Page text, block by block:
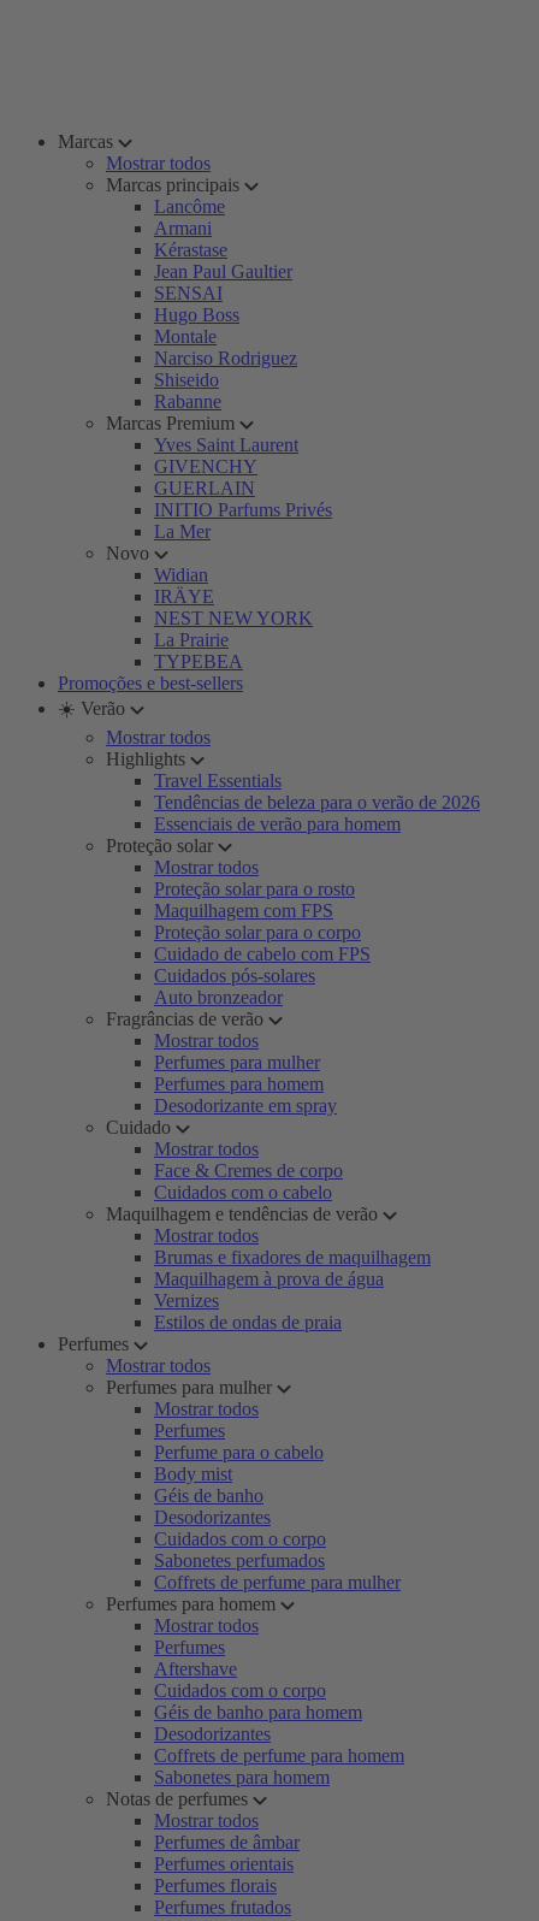
Marcas
Mostrar todos
Marcas principais
Lancôme
Armani
Kérastase
Jean Paul Gaultier
SENSAI
Hugo Boss
Montale
Narciso Rodriguez
Shiseido
Rabanne
Marcas Premium
Yves Saint Laurent
GIVENCHY
GUERLAIN
INITIO Parfums Privés
La Mer
Novo
Widian
IRÄYE
NEST NEW YORK
La Prairie
TYPEBEA
Promoções e best-sellers
☀️ Verão
Mostrar todos
Highlights
Travel Essentials
Tendências de beleza para o verão de 2026
Essenciais de verão para homem
Proteção solar
Mostrar todos
Proteção solar para o rosto
Maquilhagem com FPS
Proteção solar para o corpo
Cuidado de cabelo com FPS
Cuidados pós-solares
Auto bronzeador
Fragrâncias de verão
Mostrar todos
Perfumes para mulher
Perfumes para homem
Desodorizante em spray
Cuidado
Mostrar todos
Face & Cremes de corpo
Cuidados com o cabelo
Maquilhagem e tendências de verão
Mostrar todos
Brumas e fixadores de maquilhagem
Maquilhagem à prova de água
Vernizes
Estilos de ondas de praia
Perfumes
Mostrar todos
Perfumes para mulher
Mostrar todos
Perfumes
Perfume para o cabelo
Body mist
Géis de banho
Desodorizantes
Cuidados com o corpo
Sabonetes perfumados
Coffrets de perfume para mulher
Perfumes para homem
Mostrar todos
Perfumes
Aftershave
Cuidados com o corpo
Géis de banho para homem
Desodorizantes
Coffrets de perfume para homem
Sabonetes para homem
Notas de perfumes
Mostrar todos
Perfumes de âmbar
Perfumes orientais
Perfumes florais
Perfumes frutados